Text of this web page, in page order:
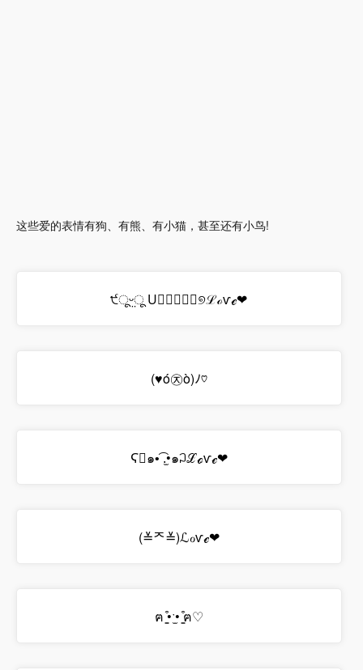
这些爱的表情有狗、有熊、有小猫，甚至还有小鸟!
੯ूᵕ̤ू U॒॒॒॒॒୭ℒℴѵℯ❤
(♥ó㉨ò)ﾉ♡
Ϛ⃘๑•͡ .̫•๑꒜ℒℴѵℯ❤
(≚ᄌ≚)ℒℴѵℯ❤
ฅ ̳͒•ˑ̫• ̳͒ฅ♡